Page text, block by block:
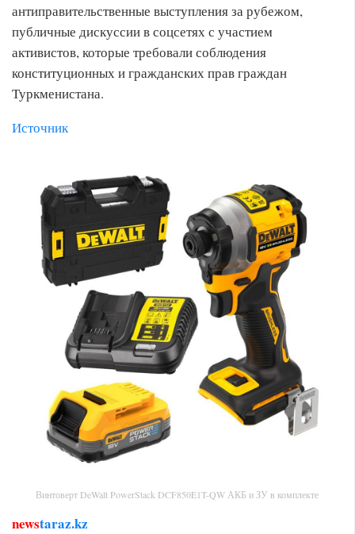
антиправительственные выступления за рубежом,
публичные дискуссии в соцсетях с участием
активистов, которые требовали соблюдения
конституционных и гражданских прав граждан
Туркменистана.
Источник
Винтоверт DeWalt PowerStack DCF850E1T-QW АКБ и ЗУ в комплекте
newstaraz.kz